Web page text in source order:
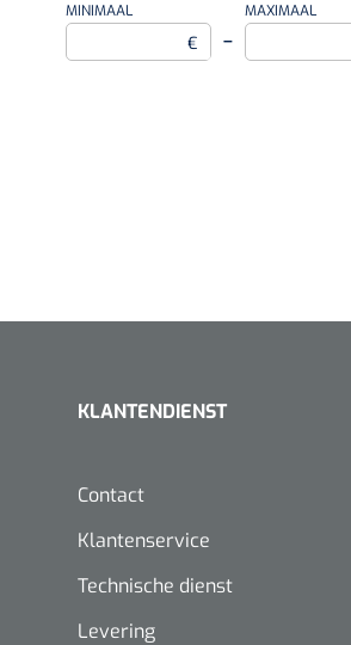
MINIMAAL
€ –
MAXIMAAL
KLANTENDIENST
Contact
Klantenservice
Technische dienst
Levering